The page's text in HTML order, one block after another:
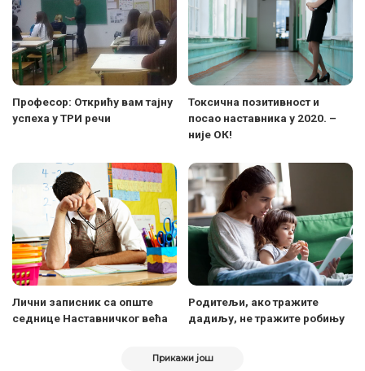
Професор: Открићу вам тајну
успеха у ТРИ речи
Токсична позитивност и
посао наставника у 2020. –
није ОК!
Лични записник са опште
седнице Наставничког већа
Родитељи, ако тражите
дадиљу, не тражите робињу
Прикажи још